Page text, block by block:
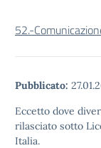
52.-
Pubblicato:
Eccetto dove
rilasciato sotto
Italia.